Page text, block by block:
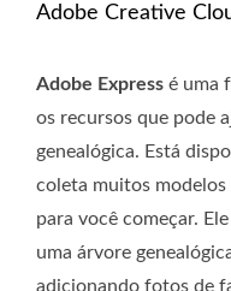
Adobe Creative
Adobe Express é uma
os recursos que pode
genealógica. Está
coleta muitos
para você começar.
uma árvore
adicionando fotos de